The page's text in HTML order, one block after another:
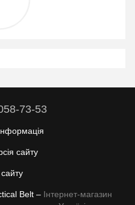
73-53
сайту
Belt – Інтернет-магазин